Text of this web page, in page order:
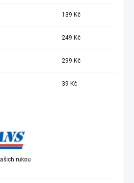
139 Kč
249 Kč
299 Kč
39 Kč
rukou